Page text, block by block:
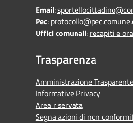
Email:
Pec:
Uffici comunali: recapiti e
Trasparenza
Amministrazione Trasparente
Informative Privacy
Area riservata
Segnalazioni di non